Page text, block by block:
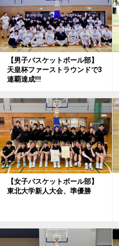
【男子バスケットボール部】
天皇杯ファーストラウンドで3
連覇達成!!!
【女子バスケットボール部】
東北大学新人大会、準優勝